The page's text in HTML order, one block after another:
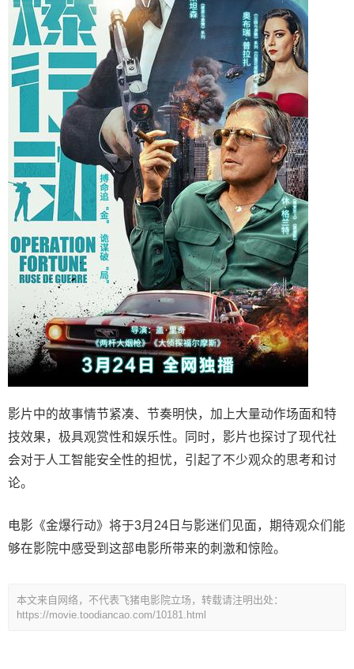
影片中的故事情节紧凑、节奏明快，加上大量动作场面和特
技效果，极具观赏性和娱乐性。同时，影片也探讨了现代社
会对于人工智能安全性的担忧，引起了不少观众的思考和讨
论。
电影《金爆行动》将于3月24日与影迷们见面，期待观众们能
够在影院中感受到这部电影所带来的刺激和惊险。
本文来自网络，不代表飞猪电影院立场，转载请注明出处：
https://movie.toodiancao.com/10181.html